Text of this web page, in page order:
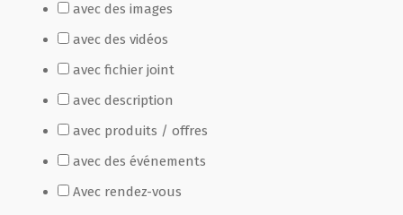
avec des images
avec des vidéos
avec fichier joint
avec description
avec produits / offres
avec des événements
Avec rendez-vous